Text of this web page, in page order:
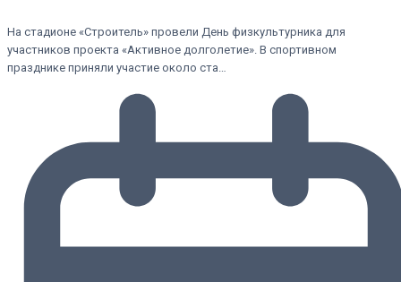
На стадионе «Строитель» провели День физкультурника для
участников проекта «Активное долголетие». В спортивном
празднике приняли участие около ста…